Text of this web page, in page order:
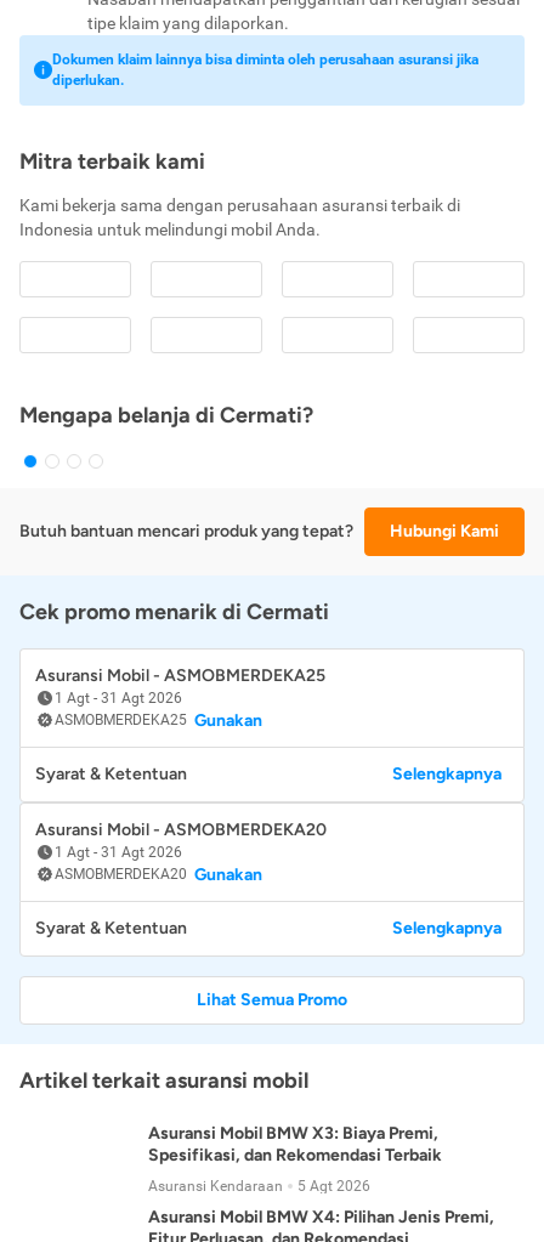
tipe klaim yang dilaporkan.
Dokumen klaim lainnya bisa diminta oleh perusahaan asuransi jika
diperlukan.
Mitra terbaik kami
Kami bekerja sama dengan perusahaan asuransi terbaik di
Indonesia untuk melindungi mobil Anda.
Mengapa belanja di Cermati?
Butuh bantuan mencari produk yang tepat? Hubungi Kami
Cek promo menarik di Cermati
Asuransi Mobil - ASMOBMERDEKA25
1 Agt - 31 Agt 2026
ASMOBMERDEKA25 Gunakan
Syarat & Ketentuan Selengkapnya
Asuransi Mobil - ASMOBMERDEKA20
1 Agt - 31 Agt 2026
ASMOBMERDEKA20 Gunakan
Syarat & Ketentuan Selengkapnya
Lihat Semua Promo
Artikel terkait asuransi mobil
Asuransi Mobil BMW X3: Biaya Premi,
Spesifikasi, dan Rekomendasi Terbaik
Asuransi Kendaraan 5 Agt 2026
Asuransi Mobil BMW X4: Pilihan Jenis Premi,